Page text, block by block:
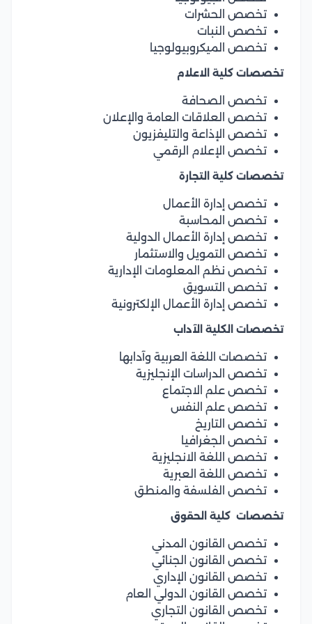
تخصص الحشرات
تخصص النبات
تخصص الميكروبيولوجيا
تخصصات كلية الاعلام
تخصص الصحافة
تخصص العلاقات العامة والإعلان
تخصص الإذاعة والتليفزيون
تخصص الإعلام الرقمي
تخصصات كلية التجارة
تخصص إدارة الأعمال
تخصص المحاسبة
تخصص إدارة الأعمال الدولية
تخصص التمويل والاستثمار
تخصص نظم المعلومات الإدارية
تخصص التسويق
تخصص إدارة الأعمال الإلكترونية
تخصصات الكلية الآداب
تخصصات اللغة العربية وآدابها
تخصص الدراسات الإنجليزية
تخصص علم الاجتماع
تخصص علم النفس
تخصص التاريخ
تخصص الجغرافيا
تخصص اللغة الانجليزية
تخصص اللغة العبرية
تخصص الفلسفة والمنطق
تخصصات كلية الحقوق
تخصص القانون المدني
تخصص القانون الجنائي
تخصص القانون الإداري
تخصص القانون الدولي العام
تخصص القانون التجاري